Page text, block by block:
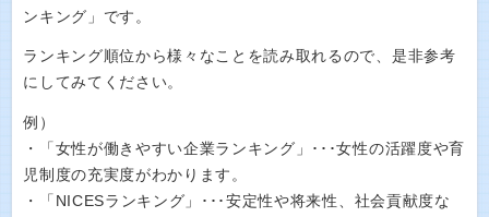
ンキング」です。
ランキング順位から様々なことを読み取れるので、是非参考
にしてみてください。
例）
・「女性が働きやすい企業ランキング」･･･女性の活躍度や育
児制度の充実度がわかります。
・「NICESランキング」･･･安定性や将来性、社会貢献度な